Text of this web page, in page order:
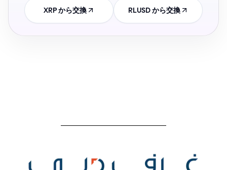
XRP から交換 RLUSD から交換